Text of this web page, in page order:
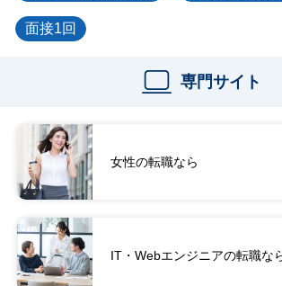
面接1回
専門サイト
女性の転職なら
IT・Webエンジニアの転職な